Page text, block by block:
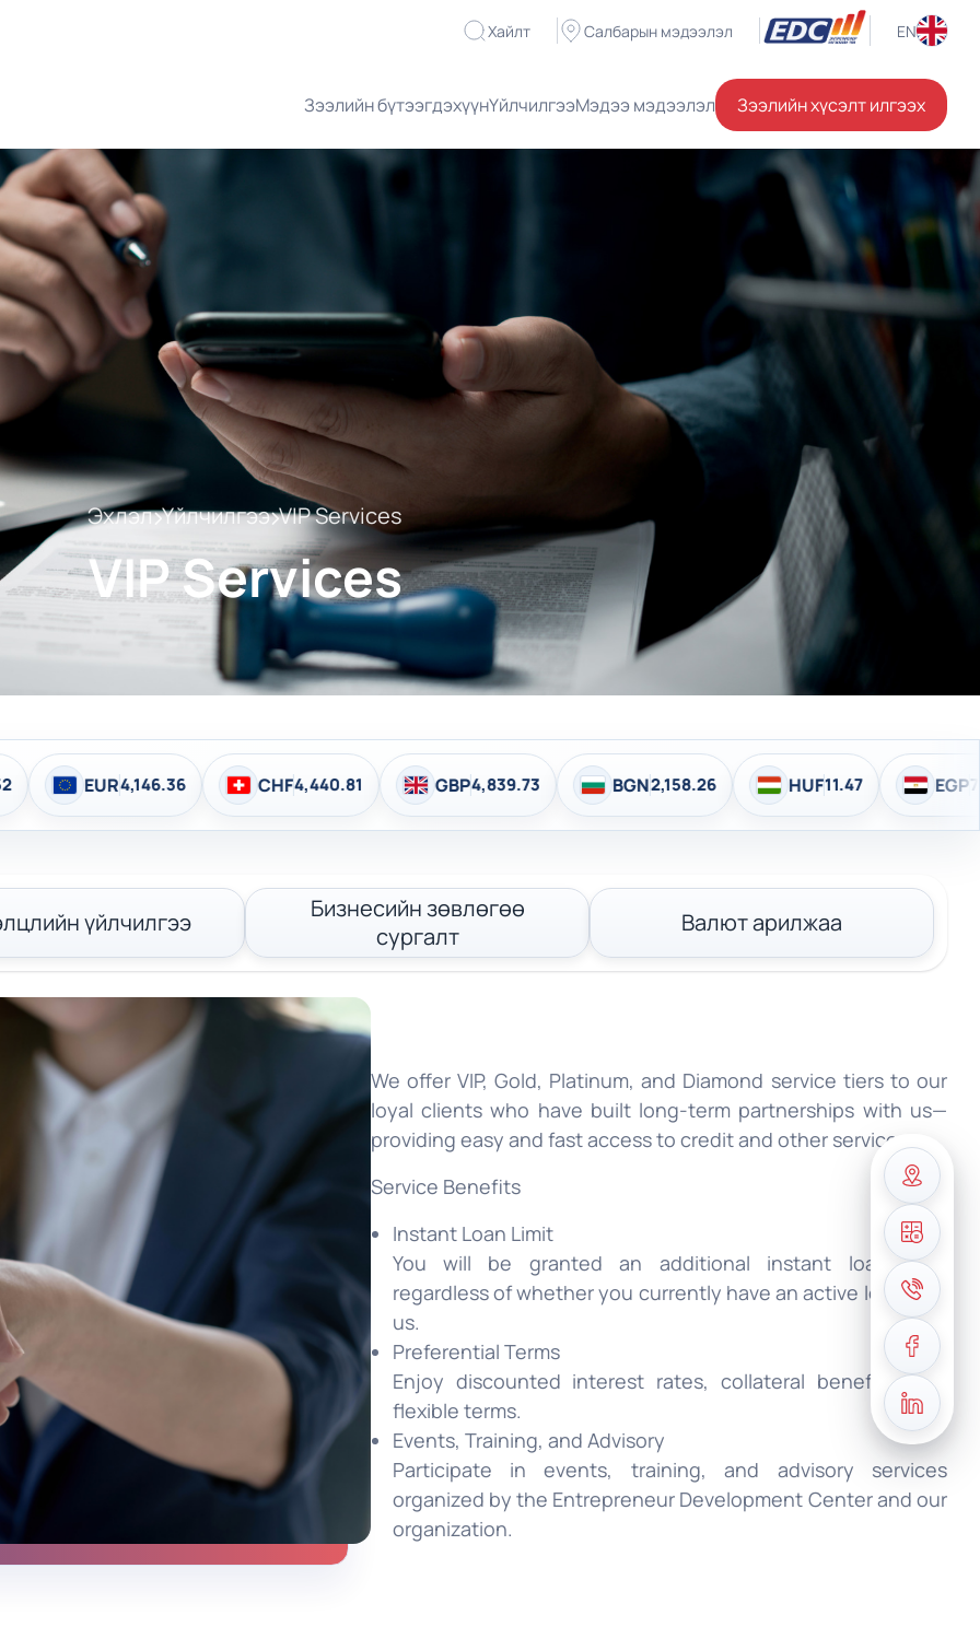
Хайлт Салбарын мэдээлэл EN
Зээлийн бүтээгдэхүүнҮйлчилгээМэдээ мэдээлэл Зээлийн хүсэлт илгээх
Эхлэл Үйлчилгээ VIP Services
VIP Services
CHF4,440.81 GBP4,839.73 BGN2,158.26 HUF11.47 EGP72.19 INR
үйлчилгээ
Бизнесийн зөвлөгөө
сургалт
Валют арилжаа
We offer VIP, Gold, Platinum, and Diamond service tiers to our
loyal clients who have built long-term partnerships with us—
providing easy and fast access to credit and other services.
Service Benefits
Instant Loan Limit
You will be granted an additional instant loan limit,
regardless of whether you currently have an active loan with
us.
Preferential Terms
Enjoy discounted interest rates, collateral benefits, and
flexible terms.
Events, Training, and Advisory
Participate in events, training, and advisory services
organized by the Entrepreneur Development Center and our
organization.